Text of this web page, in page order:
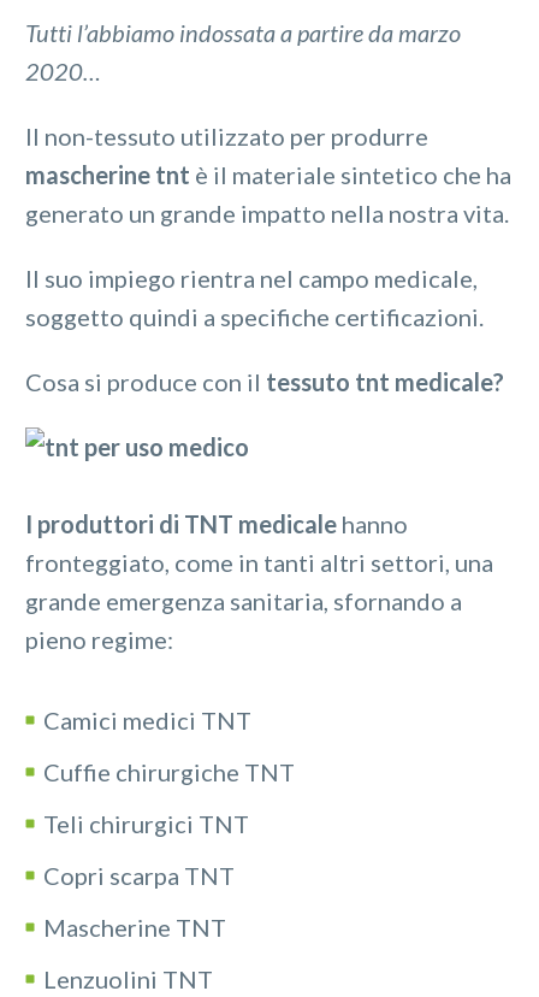
Tutti l’abbiamo indossata a partire da marzo
2020…
Il non-tessuto utilizzato per produrre
mascherine tnt è il materiale sintetico che ha
generato un grande impatto nella nostra vita.
Il suo impiego rientra nel campo medicale,
soggetto quindi a specifiche certificazioni.
Cosa si produce con il tessuto tnt medicale?
I produttori di TNT medicale hanno
fronteggiato, come in tanti altri settori, una
grande emergenza sanitaria, sfornando a
pieno regime:
Camici medici TNT
Cuffie chirurgiche TNT
Teli chirurgici TNT
Copri scarpa TNT
Mascherine TNT
Lenzuolini TNT